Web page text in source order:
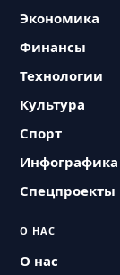
Экономика
Финансы
Технологии
Культура
Спорт
Инфографика
Спецпроекты
О НАС
О нас